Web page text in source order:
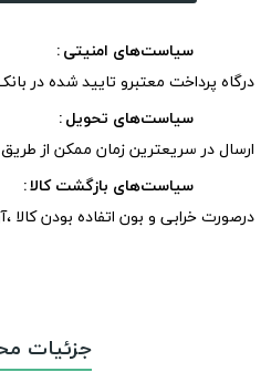
سیاست‌های امنیتی
درگاه پرداخت معتبرو تایید شده در
سیاست‌های تحویل
ارسال در سریعترین زمان ممکن از
سیاست‌های بازگشت کالا
درصورت خرابی و بون اتفاده بودن کالا
جزئیات